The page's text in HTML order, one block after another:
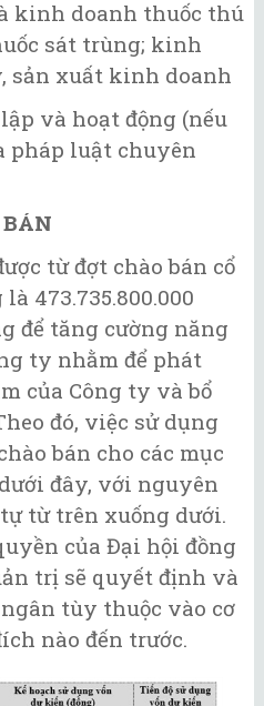
kinh doanh thuốc thú
sát trùng; kinh
sản xuất kinh doanh
và hoạt động (nếu
pháp luật chuyên
từ đợt chào bán cổ
473.735.800.000
để tăng cường năng
ty nhằm để phát
của Công ty và bổ
đó, việc sử dụng
bán cho các mục
đây, với nguyên
từ trên xuống dưới.
của Đại hội đồng
trị sẽ quyết định và
tùy thuộc vào cơ
nào đến trước.